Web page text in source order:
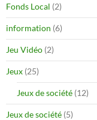
Fonds Local (2)
information (6)
Jeu Vidéo (2)
Jeux (25)
Jeux de société (12)
Jeux de société (5)